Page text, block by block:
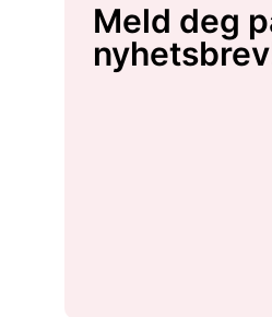
Meld deg